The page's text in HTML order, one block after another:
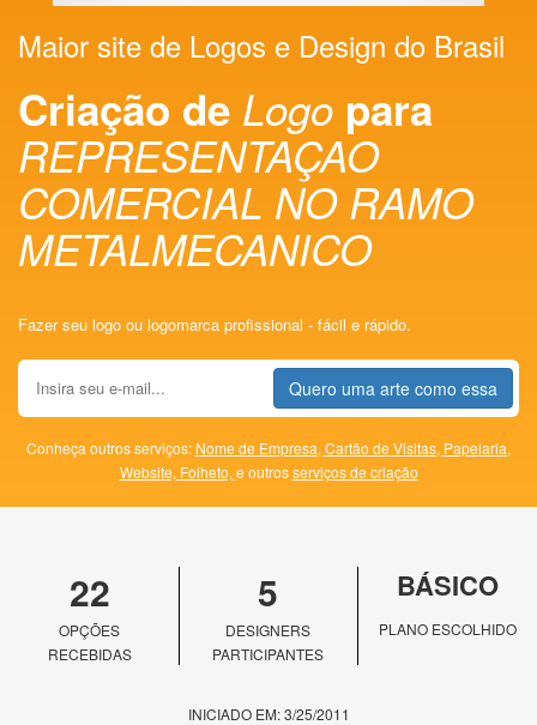
Maior site de Logos e Design do Brasil
Criação de Logo para
REPRESENTAÇAO
COMERCIAL NO RAMO
METALMECANICO
Fazer seu logo ou logomarca profissional - fácil e rápido.
Quero uma arte como essa
Conheça outros serviços: Nome de Empresa, Cartão de Visitas, Papelaria,
Website, Folheto, e outrosserviços de criação
22
OPÇÕES
RECEBIDAS
5
DESIGNERS
PARTICIPANTES
BÁSICO
PLANO ESCOLHIDO
INICIADO EM: 3/25/2011